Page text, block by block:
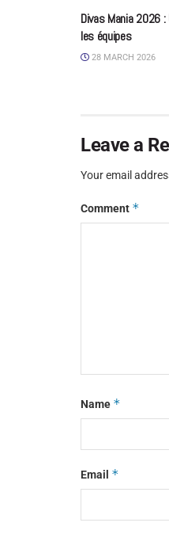
Divas Mania 2026
les équipes
28 MARCH 2026
Leave a
Your email
Comment *
Name *
Email *